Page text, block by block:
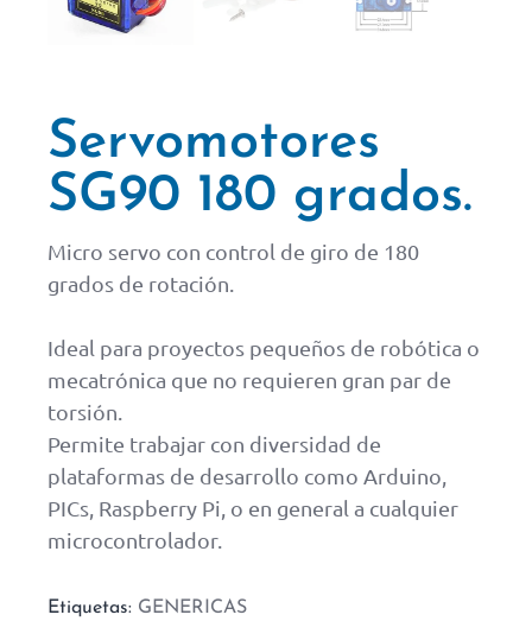
Servomotores
SG90 180 grados.
Micro servo con control de giro de 180
grados de rotación.
Ideal para proyectos pequeños de robótica o
mecatrónica que no requieren gran par de
torsión.
Permite trabajar con diversidad de
plataformas de desarrollo como Arduino,
PICs, Raspberry Pi, o en general a cualquier
microcontrolador.
Etiquetas: GENERICAS